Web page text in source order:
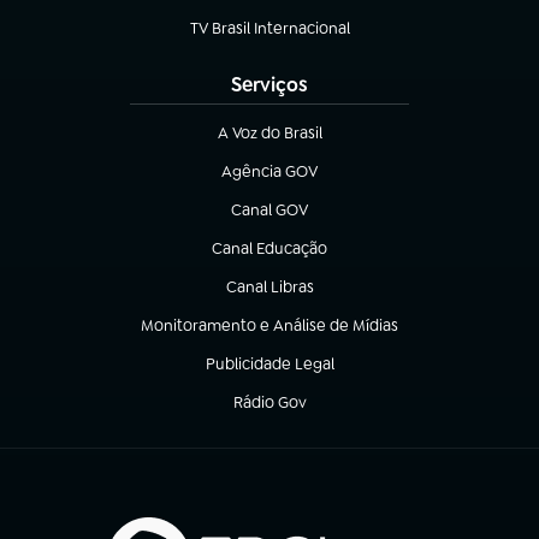
TV Brasil Internacional
(abre em nova aba)
Serviços
A Voz do Brasil
(abre em nova aba)
Agência GOV
(abre em nova aba)
Canal GOV
(abre em nova aba)
Canal Educação
(abre em nova aba)
Canal Libras
(abre em nova aba)
Monitoramento e Análise de Mídias
(abre em nova aba)
Publicidade Legal
(abre em nova aba)
Rádio Gov
(abre em nova aba)